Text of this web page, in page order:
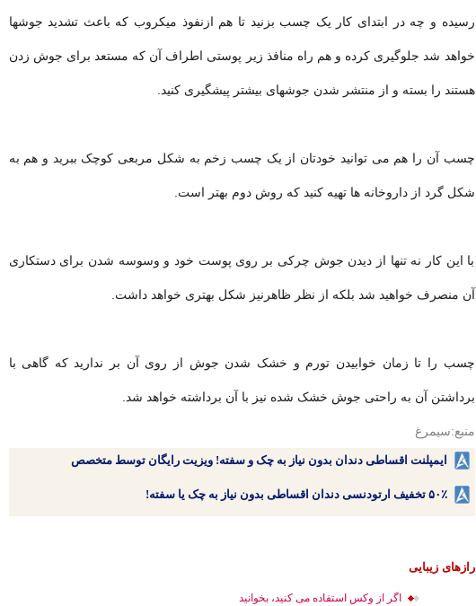
رسیده و چه در ابتدای کار یک چسب بزنید تا هم ازنفوذ میکروب که باعث تشدید جوشها
خواهد شد جلوگیری کرده و هم راه منافذ زیر پوستی اطراف آن که مستعد برای جوش زدن
هستند را بسته و از منتشر شدن جوشهای بیشتر پیشگیری کنید.
چسب آن را هم می توانید خودتان از یک چسب زخم به شکل مربعی کوچک ببرید و هم به
شکل گرد از داروخانه ها تهیه کنید که روش دوم بهتر است.
با این کار نه تنها از دیدن جوش چرکی بر روی پوست خود و وسوسه شدن برای دستکاری
آن منصرف خواهید شد بلکه از نظر ظاهرنیز شکل بهتری خواهد داشت.
چسب را تا زمان خوابیدن تورم و خشک شدن جوش از روی آن بر ندارید که گاهی با
برداشتن آن به راحتی جوش خشک شده نیز با آن برداشته خواهد شد.
منبع:سیمرغ
ایمپلنت اقساطی دندان بدون نیاز به چک و سفته! ویزیت رایگان توسط متخصص
۵۰٪ تخفیف ارتودنسی دندان اقساطی بدون نیاز به چک یا سفته!
رازهای زیبایی
اگر از وکس استفاده می کنید، بخوانید